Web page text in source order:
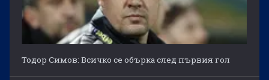
Тодор Симов: Всичко се обърка след първия гол